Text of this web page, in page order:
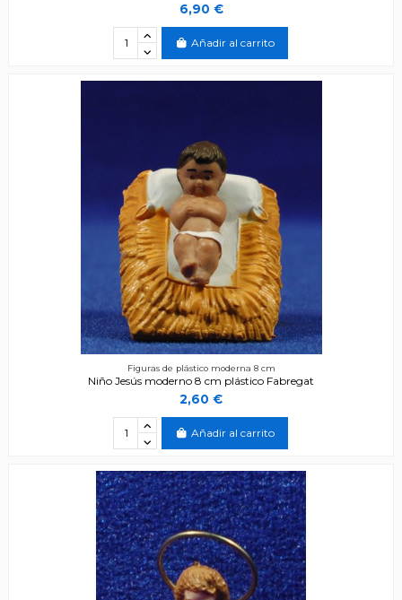
6,90 €
Añadir al carrito
Figuras de plástico moderna 8 cm
Niño Jesús moderno 8 cm plástico Fabregat
2,60 €
Añadir al carrito